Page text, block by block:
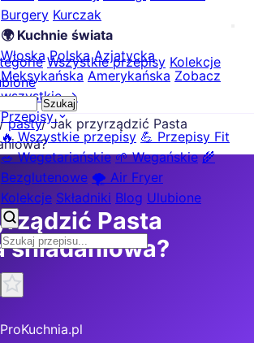
Burgery Kurczak
🌍 Kuchnie świata
Włoska Polska Azjatycka
Meksykańska Amerykańska Zobacz
wszystkie →
Przepisy
🔥 Wszystkie przepisy 💪 Przepisy Fit
🥗 Wegetariańskie 🌱 Wegańskie 🌾
Bezglutenowe 🌪️ Air Fryer
Kolekcje Składniki Blog Ulubione
Wszystkie przepisy Kolekcje
Szukaj
/ pasty/ Jak przyrządzić Pasta
Pasta
śniadaniowa?
ProKuchnia.pl